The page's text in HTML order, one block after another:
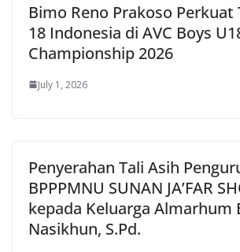
Bimo Reno Prakoso Perkuat
18 Indonesia di AVC Boys
Championship 2026
July 1, 2026
Penyerahan Tali Asih
BPPPMNU SUNAN JA’FAR
kepada Keluarga Almarhum
Nasikhun, S.Pd.